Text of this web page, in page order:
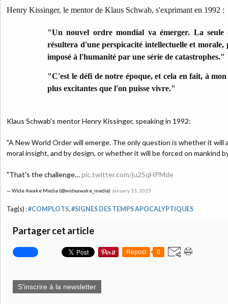
Henry Kissinger, le mentor de Klaus Schwab, s'exprimant en 1992 :
"Un nouvel ordre mondial va émerger. La seule
résultera d'une perspicacité intellectuelle et morale,
imposé à l'humanité par une série de catastrophes."
"C'est le défi de notre époque, et cela en fait, à
plus excitantes que l'on puisse vivre."
Klaus Schwab's mentor Henry Kissinger, speaking in 1992:
"A New World Order will emerge. The only question is whether it will
moral insight, and by design, or whether it will be forced on mankind
"That's the challenge…pic.twitter.com/ju2SqHPMde
— Wide Awake Media (@wideawake_media) January 13, 2025
Tag(s) :#COMPLOTS, #SIGNES DES TEMPS APOCALYPTIQUES
Partager cet article
Repost 0
S'inscrire à la newsletter